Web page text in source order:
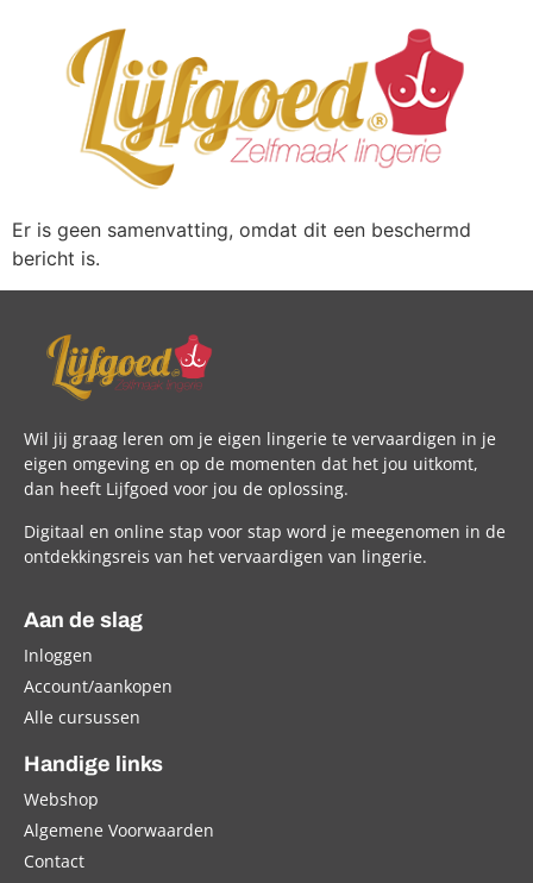
Er is geen samenvatting, omdat dit een beschermd
bericht is.
Wil jij graag leren om je eigen lingerie te vervaardigen in je
eigen omgeving en op de momenten dat het jou uitkomt,
dan heeft Lijfgoed voor jou de oplossing.
Digitaal en online stap voor stap word je meegenomen in de
ontdekkingsreis van het vervaardigen van lingerie.
Aan de slag
Inloggen
Account/aankopen
Alle cursussen
Handige links
Webshop
Algemene Voorwaarden
Contact